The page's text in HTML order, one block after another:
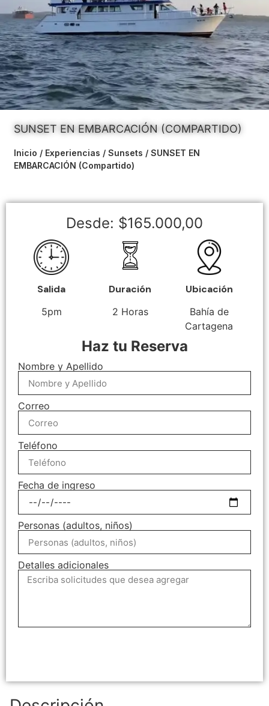
SUNSET EN EMBARCACIÓN (COMPARTIDO)
Inicio / Experiencias /Sunsets / SUNSET EN
EMBARCACIÓN (Compartido)
Desde: $165.000,00
Salida
5pm
Duración
2 Horas
Ubicación
Bahía de
Cartagena
Haz tu Reserva
Nombre y Apellido
Correo
Teléfono
Fecha de ingreso
Personas (adultos, niños)
Detalles adicionales